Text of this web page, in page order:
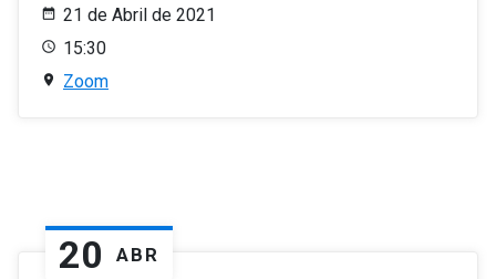
21 de Abril de 2021
15:30
Zoom
20 ABR